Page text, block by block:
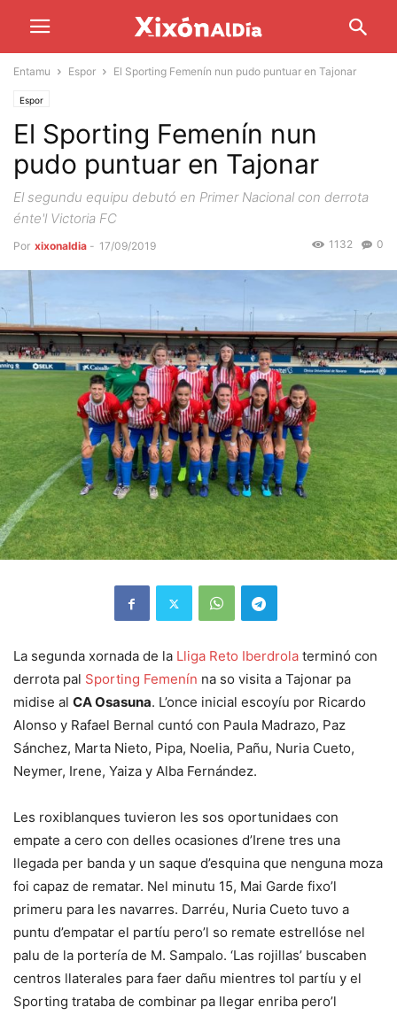
Entamu Espor El Sporting Femenín nun pudo puntuar en Tajonar
Espor
El Sporting Femenín nun
pudo puntuar en Tajonar
El segundu equipu debutó en Primer Nacional con derrota
énte'l Victoria FC
Por xixonaldia - 17/09/2019 0
1132
La segunda xornada de la Lliga Reto Iberdrola terminó con
derrota pal Sporting Femenín na so visita a Tajonar pa
midise al CA Osasuna. L’once inicial escoyíu por Ricardo
Alonso y Rafael Bernal cuntó con Paula Madrazo, Paz
Sánchez, Marta Nieto, Pipa, Noelia, Pañu, Nuria Cueto,
Neymer, Irene, Yaiza y Alba Fernández.
Les roxiblanques tuvieron les sos oportunidaes con
empate a cero con delles ocasiones d’Irene tres una
llegada per banda y un saque d’esquina que nenguna moza
foi capaz de rematar. Nel minutu 15, Mai Garde fixo’l
primeru para les navarres. Darréu, Nuria Cueto tuvo a
puntu d’empatar el partíu pero’l so remate estrellóse nel
palu de la portería de M. Sampalo. ‘Las rojillas’ buscaben
centros llaterales para faer dañu mientres tol partíu y el
Sporting trataba de combinar pa llegar enriba pero’l